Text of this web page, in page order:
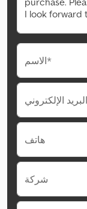
الاسم*
هاتف
شركة